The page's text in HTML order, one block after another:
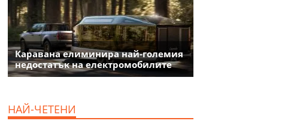
Каравана елиминира най-големия
недостатък на електромобилите
НАЙ-ЧЕТЕНИ